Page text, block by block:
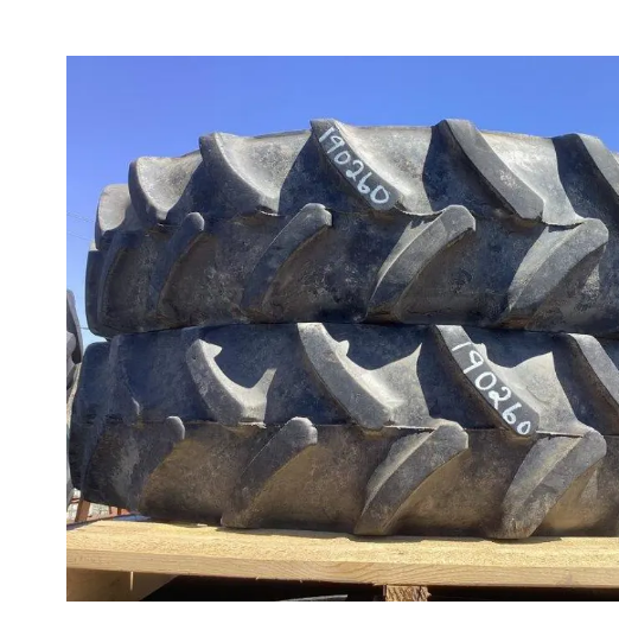
À propos
Promotions
Carrières
Actualités
Nous joindre